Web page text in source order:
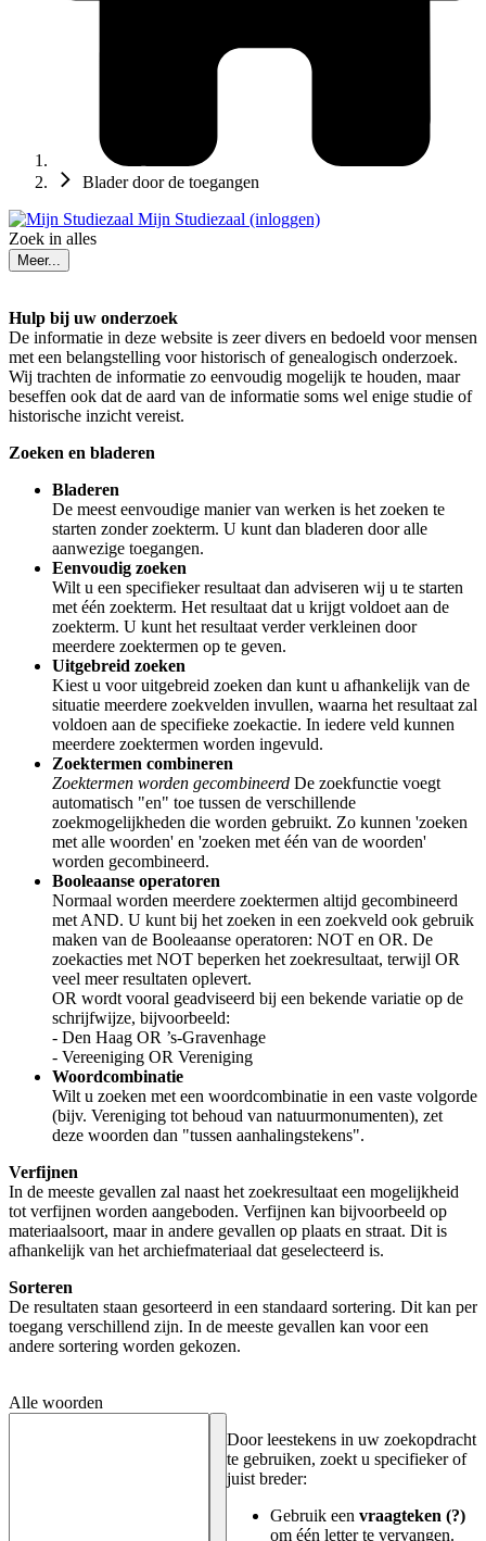
Blader door de toegangen
Mijn Studiezaal (inloggen)
Zoek in alles
Meer...
Hulp bij uw onderzoek
De informatie in deze website is zeer divers en bedoeld voor mensen
met een belangstelling voor historisch of genealogisch onderzoek.
Wij trachten de informatie zo eenvoudig mogelijk te houden, maar
beseffen ook dat de aard van de informatie soms wel enige studie of
historische inzicht vereist.
Zoeken en bladeren
Bladeren
De meest eenvoudige manier van werken is het zoeken te
starten zonder zoekterm. U kunt dan bladeren door alle
aanwezige toegangen.
Eenvoudig zoeken
Wilt u een specifieker resultaat dan adviseren wij u te starten
met één zoekterm. Het resultaat dat u krijgt voldoet aan de
zoekterm. U kunt het resultaat verder verkleinen door
meerdere zoektermen op te geven.
Uitgebreid zoeken
Kiest u voor uitgebreid zoeken dan kunt u afhankelijk van de
situatie meerdere zoekvelden invullen, waarna het resultaat zal
voldoen aan de specifieke zoekactie. In iedere veld kunnen
meerdere zoektermen worden ingevuld.
Zoektermen combineren
Zoektermen worden gecombineerd De zoekfunctie voegt
automatisch "en" toe tussen de verschillende
zoekmogelijkheden die worden gebruikt. Zo kunnen 'zoeken
met alle woorden' en 'zoeken met één van de woorden'
worden gecombineerd.
Booleaanse operatoren
Normaal worden meerdere zoektermen altijd gecombineerd
met AND. U kunt bij het zoeken in een zoekveld ook gebruik
maken van de Booleaanse operatoren: NOT en OR. De
zoekacties met NOT beperken het zoekresultaat, terwijl OR
veel meer resultaten oplevert.
OR wordt vooral geadviseerd bij een bekende variatie op de
schrijfwijze, bijvoorbeeld:
- Den Haag OR ’s-Gravenhage
- Vereeniging OR Vereniging
Woordcombinatie
Wilt u zoeken met een woordcombinatie in een vaste volgorde
(bijv. Vereniging tot behoud van natuurmonumenten), zet
deze woorden dan "tussen aanhalingstekens".
Verfijnen
In de meeste gevallen zal naast het zoekresultaat een mogelijkheid
tot verfijnen worden aangeboden. Verfijnen kan bijvoorbeeld op
materiaalsoort, maar in andere gevallen op plaats en straat. Dit is
afhankelijk van het archiefmateriaal dat geselecteerd is.
Sorteren
De resultaten staan gesorteerd in een standaard sortering. Dit kan per
toegang verschillend zijn. In de meeste gevallen kan voor een
andere sortering worden gekozen.
Alle woorden
Door leestekens in uw zoekopdracht
te gebruiken, zoekt u specifieker of
juist breder:
Gebruik een vraagteken (?)
om één letter te vervangen.